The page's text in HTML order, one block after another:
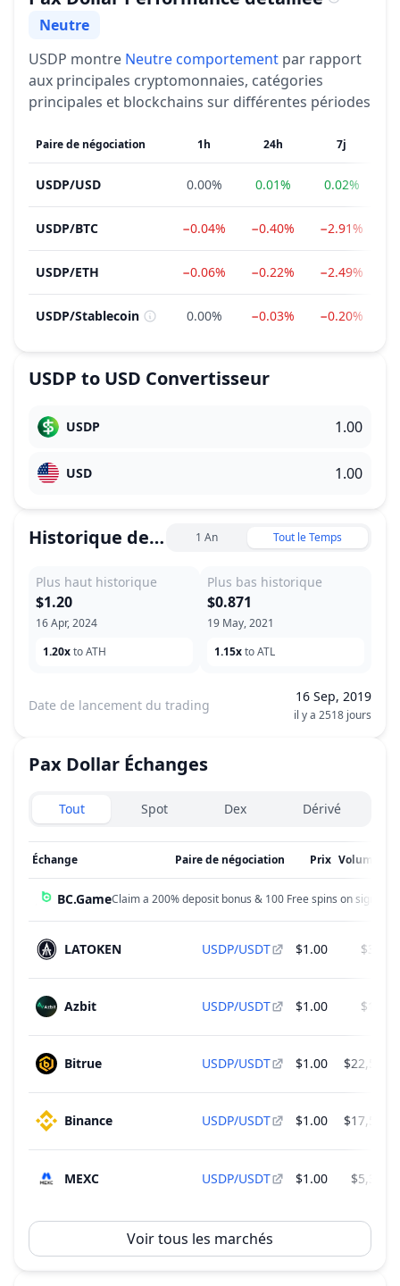
Sentiment
Neutre
USDP montre Neutre comportement par rapport
aux principales cryptomonnaies, catégories
principales et blockchains sur différentes périodes
Paire de négociation 1h 24h 7j
USDP/USD 0.00% 0.01% 0.02%
USDP/BTC −0.04% −0.40% −2.91%
USDP/ETH −0.06% −0.22% −2.49%
USDP/Stablecoin 0.00% −0.03% −0.20%
USDP to USD Convertisseur
USDP
USD
Historique des prix 1 An Tout le Temps
Plus haut historique
16 Apr, 2024
$1.20
1.20xto ATH
Plus bas historique
19 May, 2021
$0.871
1.15xto ATL
Date de lancement du trading
16 Sep, 2019
il y a 2518 jours
Pax Dollar Échanges
Exchanges type
Tout Spot Dex Dérivé
Échange Paire de négociation Prix Volume
BC.GameClaim a 200% deposit bonus & 100 Free spins on sign up!
LATOKEN USDP/USDT $1.00 $3.81
Azbit USDP/USDT $1.00 $1.36
Bitrue USDP/USDT $1.00
Binance USDP/USDT $1.00
MEXC USDP/USDT $1.00
Voir tous les marchés